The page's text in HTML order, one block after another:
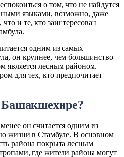
о том, что не найдутся
языками, возможно, даже
и те, кто заинтересован
одним из самых
он крупнее, чем большинство
является лесным районом.
для тех, кто предпочитает
он считается одним из
жизни в Стамбуле. В основном
района покрыта лесным
где жители района могут